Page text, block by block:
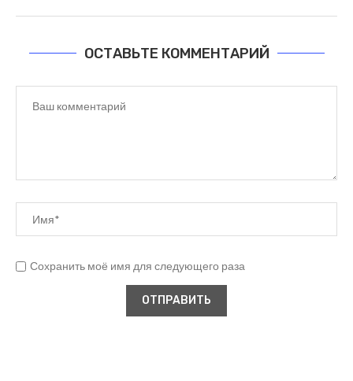
ОСТАВЬТЕ КОММЕНТАРИЙ
Сохранить моё имя для следующего раза